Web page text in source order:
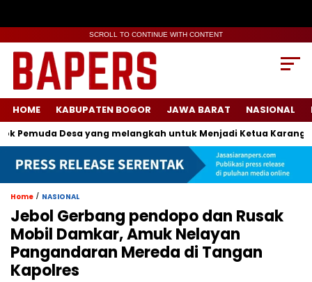
SCROLL TO CONTINUE WITH CONTENT
HOME KABUPATEN BOGOR JAWA BARAT NASIONAL
Desa yang melangkah untuk Menjadi Ketua Karang
Home / NASIONAL
Jebol Gerbang pendopo dan Rusak
Mobil Damkar, Amuk Nelayan
Pangandaran Mereda di Tangan
Kapolres